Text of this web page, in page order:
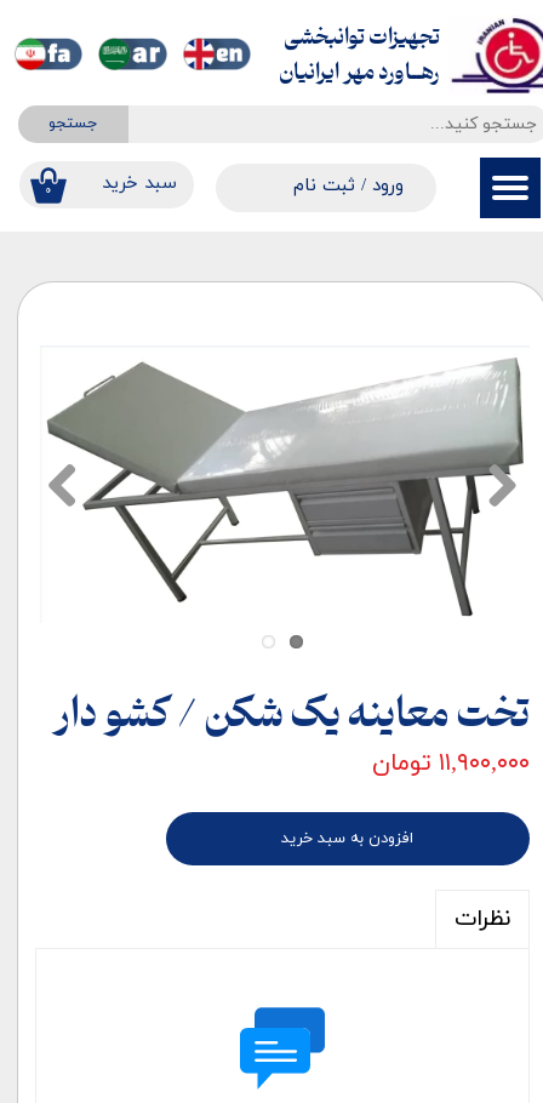
جستجو
۰ ​​سبد خرید ورود / ثبت نام
حساب کاربری من
سفارشات
خروج از حساب کاربری
تجهیزات توانبخشی
​​​​​​​رهــاورد مهر ایرانیان
تخت معاینه یک شکن / کشو دار
۱۱,۹۰۰,۰۰۰ تومان
افزودن به سبد خرید
نظرات